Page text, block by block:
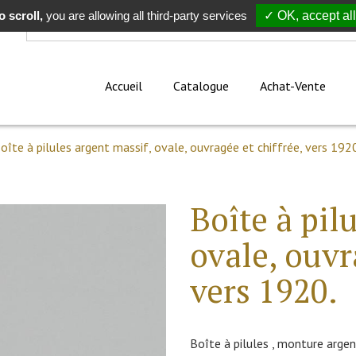
Rechercher
Accueil Catalogue Achat-Vente
à pilules argent massif, ovale, ouvragée et chiffrée, vers
Boîte à
ovale,
vers 1920.
Boîte à pilules , monture
scroll,you are allowing all third-party services ✓ OK, accept all